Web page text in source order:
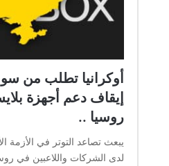
أوكرانيا تطلب من
إيقاف دعم أجهزة
روسيا ..
يبعث تصاعد التوتر في الأزمة
لدى الشركات واللاعبين في